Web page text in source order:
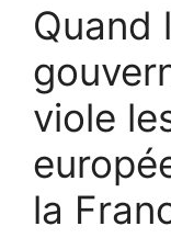
Quand
viole
la